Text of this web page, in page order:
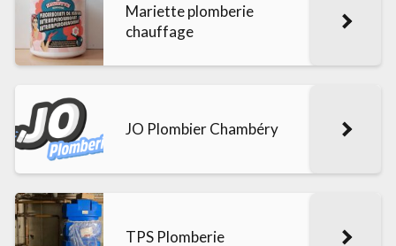
Mariette plomberie
chauffage
JO Plombier Chambéry
TPS Plomberie